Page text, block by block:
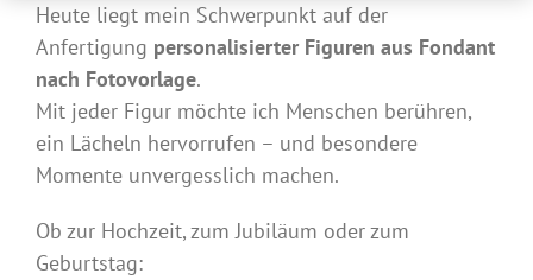
Heute liegt mein Schwerpunkt auf der
Anfertigung personalisierter Figuren aus Fondant
nach Fotovorlage.
Mit jeder Figur möchte ich Menschen berühren,
ein Lächeln hervorrufen – und besondere
Momente unvergesslich machen.
Ob zur Hochzeit, zum Jubiläum oder zum
Geburtstag: